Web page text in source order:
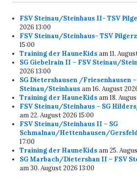
FSV Steinau/Steinhaus II- TSV
2026 13:00
FSV Steinau/Steinhaus- TSV
15:00
Training der HauneKidsam 11.
SG Giebelrain II – FSV Steinau/
2026 13:00
SG Dietershausen /Friesenhausen –
Steinau/Steinhausam 16. August
Training der HauneKidsam 18.
FSV Steinau/Steinhaus – SG
am 22. August 2026 15:00
FSV Steinau/Steinhaus II – SG
Schmalnau/Hettenhausen/
17:00
Training der HauneKidsam 25.
SG Marbach/Dietershan II – FSV
am 30. August 2026 13:00